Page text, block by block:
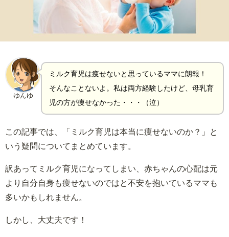
ゆんゆ
ミルク育児は痩せないと思っているママに朗報！
そんなことないよ。私は両方経験したけど、母乳育
児の方が痩せなかった・・・（泣）
この記事では、「ミルク育児は本当に痩せないのか？」と
いう疑問についてまとめています。
訳あってミルク育児になってしまい、赤ちゃんの心配は元
より自分自身も痩せないのではと不安を抱いているママも
多いかもしれません。
しかし、大丈夫です！